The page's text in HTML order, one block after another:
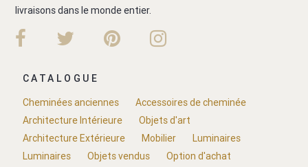
livraisons dans le monde entier.
CATALOGUE
Cheminées anciennes
Accessoires de cheminée
Architecture Intérieure
Objets d'art
Architecture Extérieure
Mobilier
Luminaires
Luminaires
Objets vendus Option d'achat